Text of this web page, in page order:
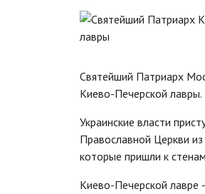
Святейший Патриарх
Киево-Печерской лавры.
Украинские власти
Православной Церкви
которые пришли к
Киево-Печерской лавре